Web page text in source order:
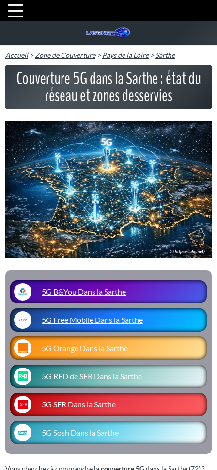
Accueil>Zone de Couverture>Pays de la Loire>Sarthe
Couverture 5G dans la Sarthe : état du
réseau et zones desservies
5G B&You Dans la Sarthe
5G Free Mobile Dans la Sarthe
5G Orange Dans la Sarthe
5G RED de SFR Dans la Sarthe
5G SFR Dans la Sarthe
5G Sosh Dans la Sarthe